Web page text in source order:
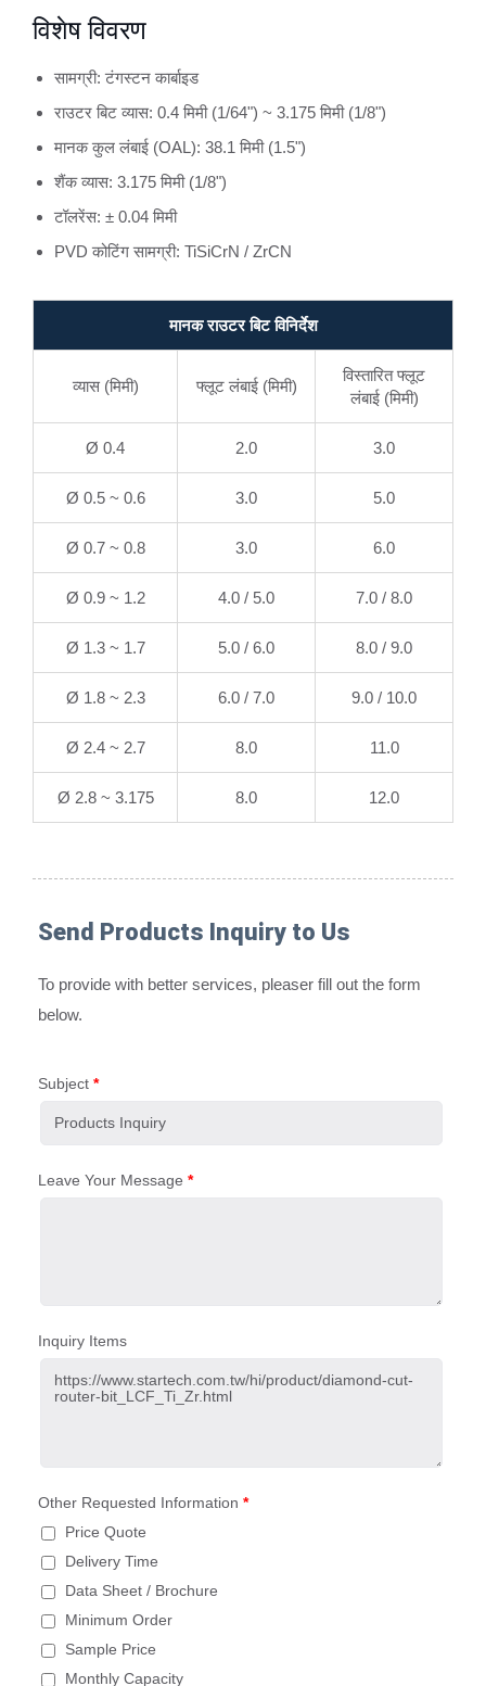
विशेष विवरण
सामग्री: टंगस्टन कार्बाइड
राउटर बिट व्यास: 0.4 मिमी (1/64") ~ 3.175 मिमी (1/8")
मानक कुल लंबाई (OAL): 38.1 मिमी (1.5")
शैंक व्यास: 3.175 मिमी (1/8")
टॉलरेंस: ± 0.04 मिमी
PVD कोटिंग सामग्री: TiSiCrN / ZrCN
मानक राउटर बिट विनिर्देश
व्यास (मिमी) फ्लूट लंबाई (मिमी)
विस्तारित फ्लूट
लंबाई (मिमी)
Ø 0.4 2.0 3.0
Ø 0.5 ~ 0.6 3.0 5.0
Ø 0.7 ~ 0.8 3.0 6.0
Ø 0.9 ~ 1.2 4.0 / 5.0 7.0 / 8.0
Ø 1.3 ~ 1.7 5.0 / 6.0 8.0 / 9.0
Ø 1.8 ~ 2.3 6.0 / 7.0 9.0 / 10.0
Ø 2.4 ~ 2.7 8.0 11.0
Ø 2.8 ~ 3.175 8.0 12.0